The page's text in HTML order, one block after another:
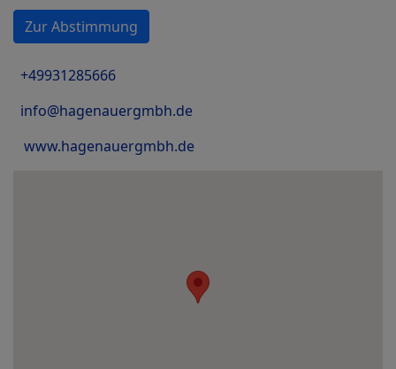
Zur Abstimmung
+49931285666
info@hagenauergmbh.de
www.hagenauergmbh.de